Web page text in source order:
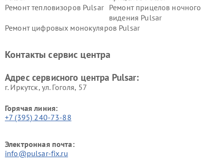
Ремонт тепловизоров Pulsar
Ремонт прицелов ночного
видения Pulsar
Ремонт цифровых монокуляров Pulsar
Контакты сервис центра
Адрес сервисного центра Pulsar:
г. Иркутск, ул. ​Гоголя, 57
Горячая линия:
+7 (395) 240-73-88
Электронная почта:
info@pulsar-fix.ru